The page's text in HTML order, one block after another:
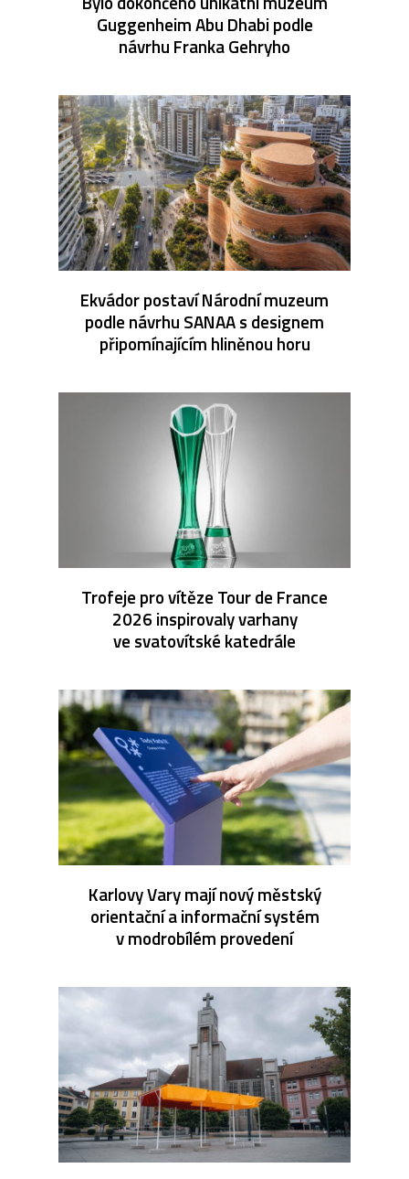
Guggenheim Abu Dhabi podle
návrhu Franka Gehryho
Ekvádor postaví Národní muzeum
podle návrhu SANAA s designem
připomínajícím hliněnou horu
Trofeje pro vítěze Tour de France
2026 inspirovaly varhany
ve svatovítské katedrále
Karlovy Vary mají nový městský
orientační a informační systém
v modrobílém provedení